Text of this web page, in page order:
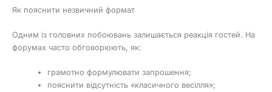
Як пояснити незвичний формат
Одним із головних побоювань залишається реакція гостей. На
форумах часто обговорюють, як:
грамотно формулювати запрошення;
пояснити відсутність «класичного весілля»;